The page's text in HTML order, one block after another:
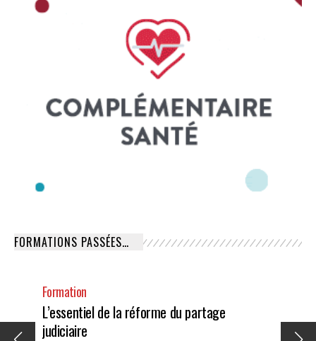
FORMATIONS PASSÉES…
Formation
L’essentiel de la réforme du partage
judiciaire